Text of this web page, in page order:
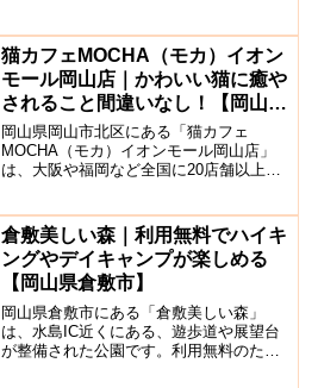
が、徐々にジェット機就航の期待が高ま
るにつれ、滑走路の延長...
猫カフェMOCHA（モカ）イオン
モール岡山店｜かわいい猫に癒や
されること間違いなし！【岡山市
北区】
岡山県岡山市北区にある「猫カフェ
MOCHA（モカ）イオンモール岡山店」
は、大阪や福岡など全国に20店舗以上展
ール岡山の5階にあり、中国エリア初出店
となります。カフェ店内...
倉敷美しい森｜利用無料でハイキ
ングやデイキャンプが楽しめる
【岡山県倉敷市】
岡山県倉敷市にある「倉敷美しい森」
は、水島IC近くにある、遊歩道や展望台
が整備された公園です。利用無料のた